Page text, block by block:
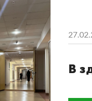
В